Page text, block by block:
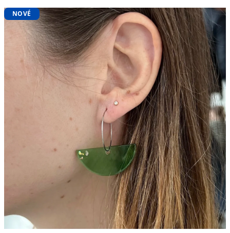
produktu
je
0,0
z
5
hvězdiček.
NOVÉ